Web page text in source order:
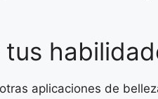
aplicaciones de